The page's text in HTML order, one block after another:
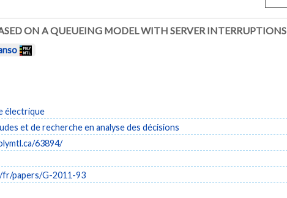
ON A QUEUEING MODEL WITH SERVER INTERRUPTIONS
électrique
et de recherche en analyse des décisions
63894/
papers/G-2011-93